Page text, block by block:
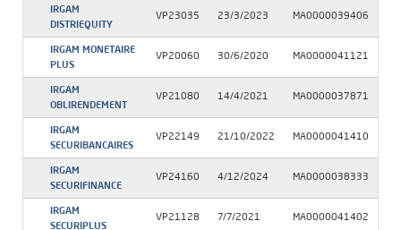
IRGAM
DISTRIEQUITY
VP23035 23/3/2023 MA0000039406
IRGAM MONETAIRE
PLUS
VP20060 30/6/2020 MA0000041121
IRGAM
OBLIRENDEMENT
VP21080 14/4/2021 MA0000037871
IRGAM
SECURIBANCAIRES
VP22149 21/10/2022 MA0000041410
IRGAM
SECURIFINANCE
VP24160 4/12/2024 MA0000038333
IRGAM
SECURIPLUS
VP21128 7/7/2021 MA0000041402